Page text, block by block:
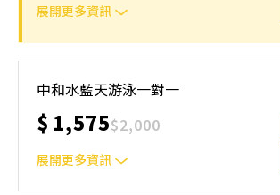
展開更多資訊
選手課程內容：陸地訓練、水感培養、動作
訓練、影片分析 初學者：希望能藉由密集的
技能
中和水藍天游泳一對一
$ 1,575$2,000
展開更多資訊